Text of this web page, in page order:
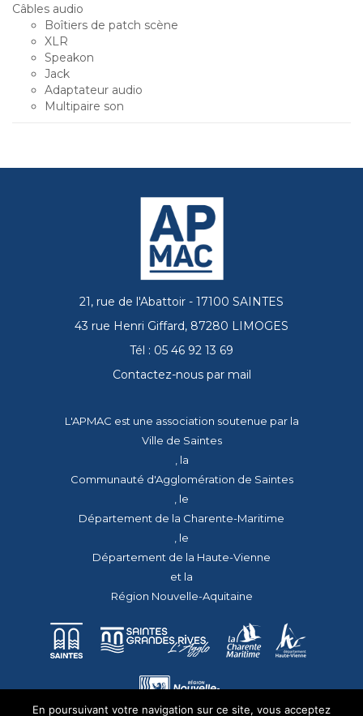
Câbles audio
Boîtiers de patch scène
XLR
Speakon
Jack
Adaptateur audio
Multipaire son
21, rue de l'Abattoir - 17100 SAINTES
43 rue Henri Giffard, 87280 LIMOGES
Tél : 05 46 92 13 69
Contactez-nous par mail
L'APMAC est une association soutenue par la
Ville de Saintes
, la
Communauté d'Agglomération de Saintes
, le
Département de la Charente-Maritime
, le
Département de la Haute-Vienne
et la
Région Nouvelle-Aquitaine
En poursuivant votre navigation sur ce site, vous acceptez